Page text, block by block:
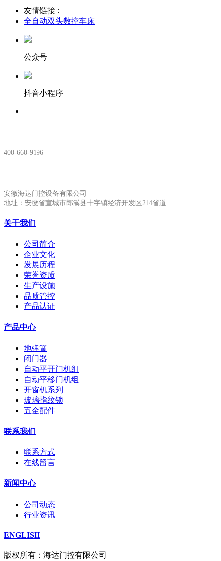
友情链接 :
全自动双头数控车床
公众号
抖音小程序
400-660-9196
安徽海达门控设备有限公司
地址：安徽省宣城市郎溪县十字镇经济开发区214省道
关于我们
公司简介
企业文化
发展历程
荣誉资质
生产设施
品质管控
产品认证
产品中心
地弹簧
闭门器
自动平开门机组
自动平移门机组
开窗机系列
玻璃指纹锁
五金配件
联系我们
联系方式
在线留言
新闻中心
公司动态
行业资讯
ENGLISH
版权所有：海达门控有限公司